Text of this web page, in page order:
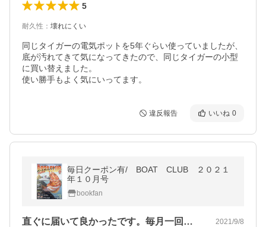
5
耐久性 ： 壊れにくい
同じタイガーの電気ポットを5年ぐらい使っていましたが、
底が汚れてきて気になってきたので、同じタイガーの小型
に買い替えました。
使い勝手もよく気にいってます。
違反報告 いいね 0
毎日クーポン有/ BOAT CLUB ２０２１
年１０月号
bookfan
直ぐに届いて良かったです。毎月一回この… 2021/9/8